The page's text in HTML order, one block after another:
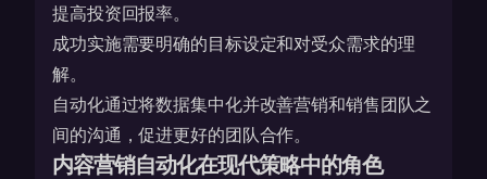
提高投资回报率。
成功实施需要明确的目标设定和对受众需求的理
解。
自动化通过将数据集中化并改善营销和销售团队之
间的沟通，促进更好的团队合作。
内容营销自动化在现代策略中的角色